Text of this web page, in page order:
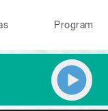
Program